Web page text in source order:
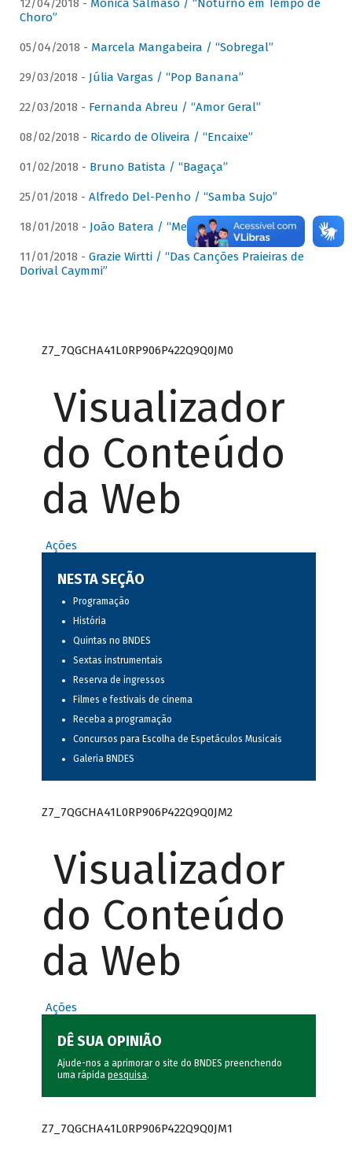
12/04/2018 - Mônica Salmaso / “Noturno em Tempo de
Choro”
05/04/2018 - Marcela Mangabeira / “Sobregal”
29/03/2018 - Júlia Vargas / “Pop Banana”
22/03/2018 - Fernanda Abreu / “Amor Geral”
08/02/2018 - Ricardo de Oliveira / “Encaixe”
01/02/2018 - Bruno Batista / “Bagaça”
25/01/2018 - Alfredo Del-Penho / “Samba Sujo”
18/01/2018 - João Batera / “Meu Pandeiro”
11/01/2018 - Grazie Wirtti / “Das Canções Praieiras de
Dorival Caymmi”
Z7_7QGCHA41L0RP906P422Q9Q0JM0
Visualizador
do Conteúdo
da Web
Ações
NESTA SEÇÃO
Programação
História
Quintas no BNDES
Sextas instrumentais
Reserva de ingressos
Filmes e festivais de cinema
Receba a programação
Concursos para Escolha de Espetáculos Musicais
Galeria BNDES
Z7_7QGCHA41L0RP906P422Q9Q0JM2
Visualizador
do Conteúdo
da Web
Ações
DÊ SUA OPINIÃO
Ajude-nos a aprimorar o site do BNDES preenchendo
uma rápida pesquisa.
Z7_7QGCHA41L0RP906P422Q9Q0JM1